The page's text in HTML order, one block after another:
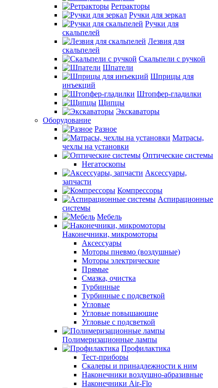
Ретракторы
Ручки для зеркал
Ручки для
скальпелей
Лезвия для
скальпелей
Скальпели с ручкой
Шпатели
Шприцы для
инъекций
Штопфер-гладилки
Щипцы
Экскаваторы
Оборудование
Разное
Матрасы,
чехлы на установки
Оптические системы
Негатоскопы
Аксессуары,
запчасти
Компрессоры
Аспирационные
системы
Мебель
Наконечники, микромоторы
Аксессуары
Моторы пневмо (воздушные)
Моторы электрические
Прямые
Смазка, очистка
Турбинные
Турбинные с подсветкой
Угловые
Угловые повышающие
Угловые с подсветкой
Полимеризационные лампы
Профилактика
Тест-приборы
Скалеры и принадлежности к ним
Наконечники воздушно-абразивные
Наконечники Air-Flo